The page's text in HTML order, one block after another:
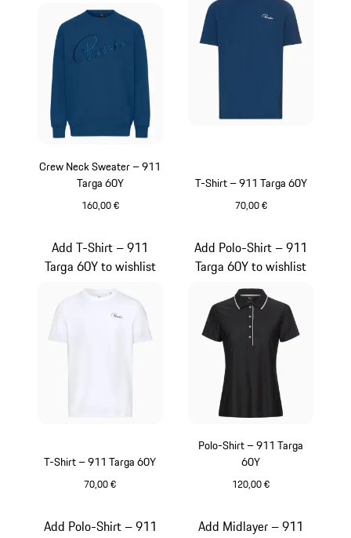
Crew Neck Sweater – 911
Targa 60Y
160,00 €
T-Shirt – 911 Targa 60Y
70,00 €
T-Shirt – 911 Targa 60Y
70,00 €
Add T-Shirt – 911
Targa 60Y to wishlist
Polo-Shirt – 911 Targa
60Y
120,00 €
Add Polo-Shirt – 911
Targa 60Y to wishlist
Add Polo-Shirt – 911
Add Midlayer – 911